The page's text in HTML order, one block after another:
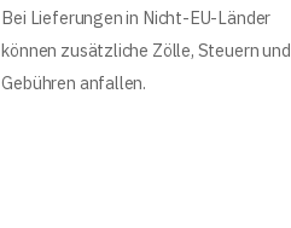
Bei Lieferungen in Nicht-EU-Länder
können zusätzliche Zölle, Steuern und
Gebühren anfallen.